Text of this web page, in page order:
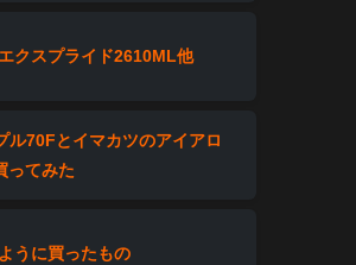
クスプライド2610ML他
ル70Fとイマカツのアイアロ
ってみた
うに買ったもの